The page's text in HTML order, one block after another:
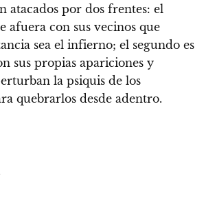
atacados por dos frentes: el
afuera con sus vecinos que
sea el infierno; el segundo es
sus propias apariciones y
la psiquis de los
quebrarlos desde adentro.